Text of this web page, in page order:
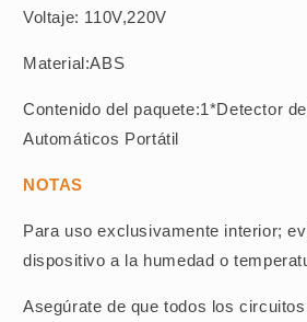
Voltaje: 110V,220V
Material:ABS
Contenido del paquete:1*Detector
Automáticos Portátil
NOTAS
Para uso exclusivamente interior;
dispositivo a la humedad o
Asegúrate de que todos los